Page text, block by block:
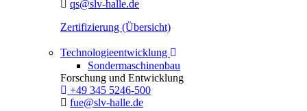
E-Mail:
qs@slv-halle.de
Zertifizierung (Übersicht)
Technologieentwicklung Toggle Dropdown
Sondermaschinenbau
Forschung und Entwicklung
Telefon:
+49 345 5246-500
E-Mail:
fue@slv-halle.de